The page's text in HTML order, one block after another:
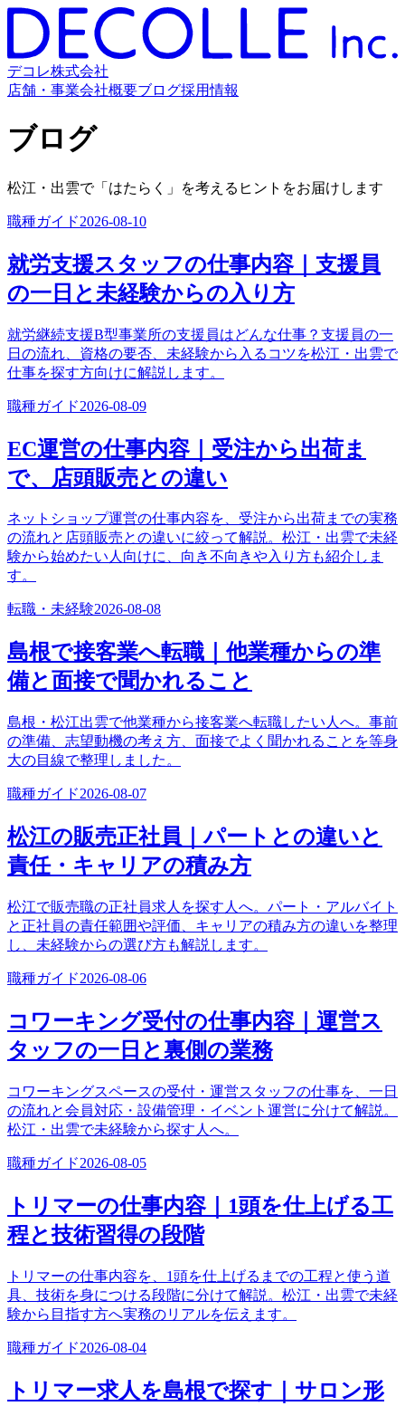
デコレ株式会社
店舗・事業会社概要ブログ採用情報
ブログ
松江・出雲で「はたらく」を考えるヒントをお届けします
職種ガイド2026-08-10
就労支援スタッフの仕事内容｜支援員
の一日と未経験からの入り方
就労継続支援B型事業所の支援員はどんな仕事？支援員の一
日の流れ、資格の要否、未経験から入るコツを松江・出雲で
仕事を探す方向けに解説します。
職種ガイド2026-08-09
EC運営の仕事内容｜受注から出荷ま
で、店頭販売との違い
ネットショップ運営の仕事内容を、受注から出荷までの実務
の流れと店頭販売との違いに絞って解説。松江・出雲で未経
験から始めたい人向けに、向き不向きや入り方も紹介しま
す。
転職・未経験2026-08-08
島根で接客業へ転職｜他業種からの準
備と面接で聞かれること
島根・松江出雲で他業種から接客業へ転職したい人へ。事前
の準備、志望動機の考え方、面接でよく聞かれることを等身
大の目線で整理しました。
職種ガイド2026-08-07
松江の販売正社員｜パートとの違いと
責任・キャリアの積み方
松江で販売職の正社員求人を探す人へ。パート・アルバイト
と正社員の責任範囲や評価、キャリアの積み方の違いを整理
し、未経験からの選び方も解説します。
職種ガイド2026-08-06
コワーキング受付の仕事内容｜運営ス
タッフの一日と裏側の業務
コワーキングスペースの受付・運営スタッフの仕事を、一日
の流れと会員対応・設備管理・イベント運営に分けて解説。
松江・出雲で未経験から探す人へ。
職種ガイド2026-08-05
トリマーの仕事内容｜1頭を仕上げる工
程と技術習得の段階
トリマーの仕事内容を、1頭を仕上げるまでの工程と使う道
具、技術を身につける段階に分けて解説。松江・出雲で未経
験から目指す方へ実務のリアルを伝えます。
職種ガイド2026-08-04
トリマー求人を島根で探す｜サロン形